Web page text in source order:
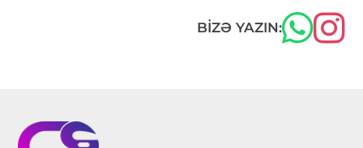
BIZƏ YAZIN: